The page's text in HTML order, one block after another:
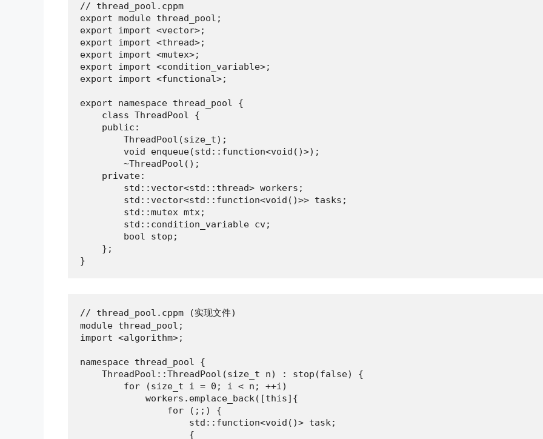
// thread_pool.cppm
export module thread_pool;
export import <vector>;
export import <thread>;
export import <mutex>;
export import <condition_variable>;
export import <functional>;
export namespace thread_pool {
    class ThreadPool {
    public:
        ThreadPool(size_t);
        void enqueue(std::function<void()>);
        ~ThreadPool();
    private:
        std::vector<std::thread> workers;
        std::vector<std::function<void()>> tasks;
        std::mutex mtx;
        std::condition_variable cv;
        bool stop;
    };
}
// thread_pool.cppm (实现文件)
module thread_pool;
import <algorithm>;
namespace thread_pool {
    ThreadPool::ThreadPool(size_t n) : stop(false) {
        for (size_t i = 0; i < n; ++i)
            workers.emplace_back([this]{
                for (;;) {
                    std::function<void()> task;
                    {